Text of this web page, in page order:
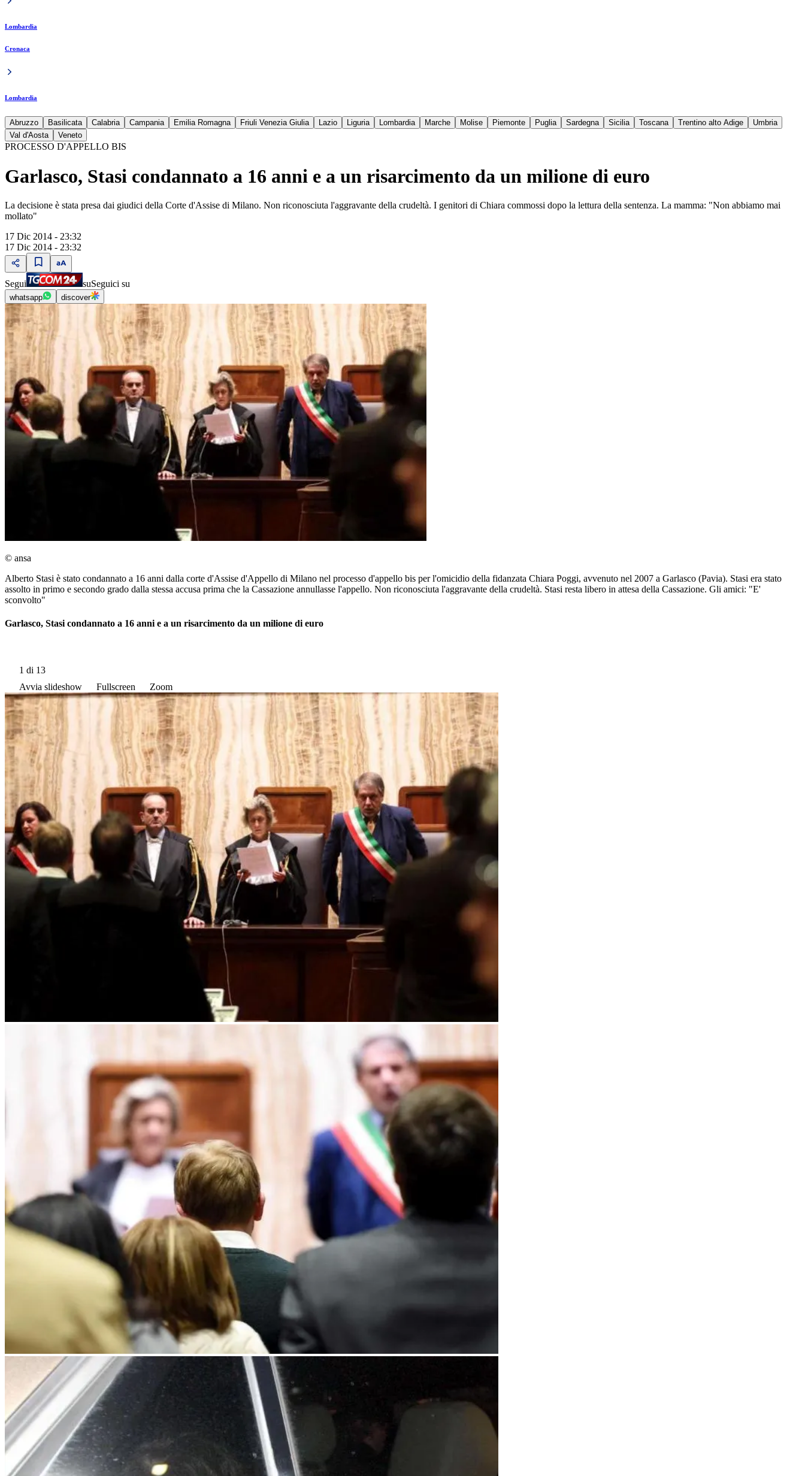
Lombardia
Cronaca
Lombardia
Abruzzo Basilicata Calabria Campania Emilia Romagna Friuli Venezia Giulia Lazio Liguria Lombardia Marche Molise Piemonte Puglia Sardegna Sicilia Toscana Trentino alto Adige
Umbria
Val d'Aosta
Veneto
PROCESSO D'APPELLO BIS
Garlasco, Stasi condannato a 16 anni e a un risarcimento da un milione di euro
La decisione è stata presa dai giudici della Corte d'Assise di Milano. Non riconosciuta l'aggravante della crudeltà. I genitori di Chiara commossi dopo la lettura della sentenza. La mamma: "Non abbiamo mai
mollato"
17 Dic 2014 - 23:32
17 Dic 2014 - 23:32
Segui suSeguici su
whatsapp discover
© ansa
Alberto Stasi è stato condannato a 16 anni dalla corte d'Assise d'Appello di Milano nel processo d'appello bis per l'omicidio della fidanzata Chiara Poggi, avvenuto nel 2007 a Garlasco (Pavia). Stasi era stato
assolto in primo e secondo grado dalla stessa accusa prima che la Cassazione annullasse l'appello. Non riconosciuta l'aggravante della crudeltà. Stasi resta libero in attesa della Cassazione. Gli amici: "E'
sconvolto"
Garlasco, Stasi condannato a 16 anni e a un risarcimento da un milione di euro
1 di 13
Avvia slideshow
Fullscreen Zoom